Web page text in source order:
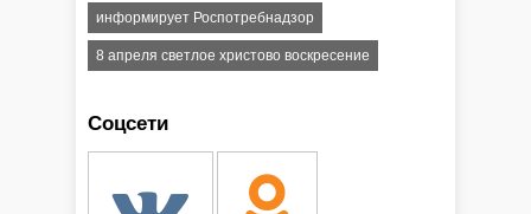
информирует Роспотребнадзор
8 апреля светлое христово воскресение
Соцсети